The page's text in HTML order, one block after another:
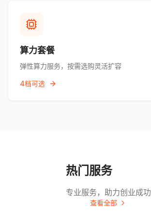
算力套餐
弹性算力服务，按需选购灵活扩容
4档可选
热门服务
专业服务，助力创业成功
查看全部